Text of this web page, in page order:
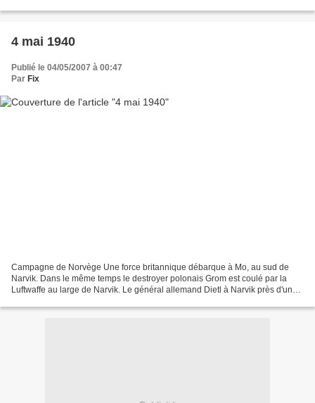
4 mai 1940
Publié le 04/05/2007 à 00:47
Par Fix
Campagne de Norvège Une force britannique débarque à Mo, au sud de
Narvik. Dans le même temps le destroyer polonais Grom est coulé par la
Luftwaffe au large de Narvik. Le général allemand Dietl à Narvik près d'un